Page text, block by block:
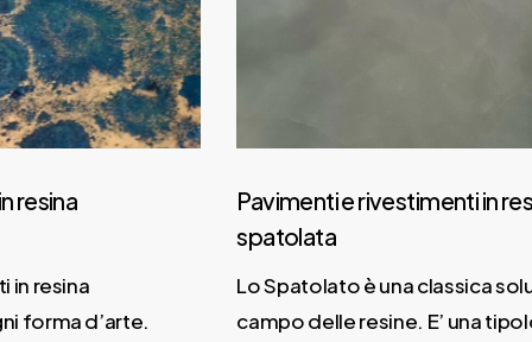
resina
forma d’arte.
Pavimenti e rivestimenti in
spatolata
Lo Spatolato è una classica
campo delle resine. E’ una